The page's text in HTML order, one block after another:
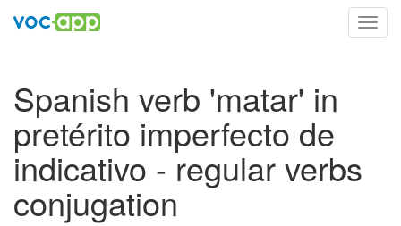
Spanish verb 'matar' in
pretérito imperfecto de
indicativo - regular verbs
conjugation